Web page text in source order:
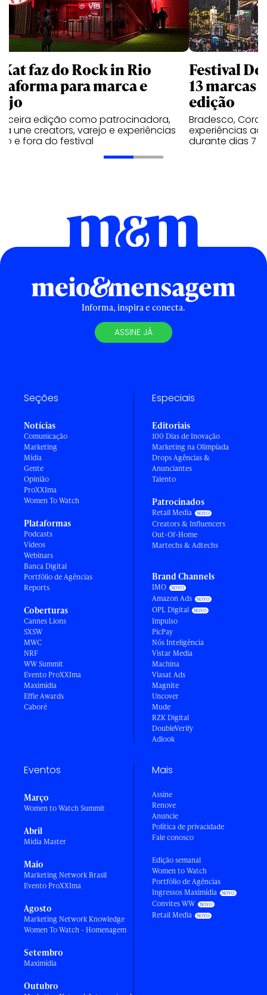
faz do Rock in Rio
para marca e
edição como patrocinadora,
une creators, varejo e experiências
e fora do festival
Festival
13 marcas
edição
Bradesco,
experiências ao
durante dias 7
Informa, inspira e conecta.
ASSINE JÁ
Seções
Notícias
Comunicação
Marketing
Mídia
Gente
Opinião
ProXXIma
Women To Watch
Plataformas
Podcasts
Vídeos
Webinars
Banca Digital
Portfólio de Agências
Reports
Coberturas
Cannes Lions
SXSW
MWC
NRF
WW Summit
Evento ProXXIma
Maximídia
Effie Awards
Caboré
Especiais
Editoriais
100 Dias de Inovação
Marketing na Olimpíada
Drops Agências &
Anunciantes
Talento
Patrocinados
Retail Media
Creators & Influencers
Out-Of-Home
Martechs & Adtechs
Brand Channels
IMO
Amazon Ads
OPL Digital
Impulso
PicPay
Nós Inteligência
Vistar Media
Machina
Viasat Ads
Magnite
Uncover
Mude
RZK Digital
DoubleVerify
Adlook
Eventos
Março
Women to Watch Summit
Abril
Mídia Master
Maio
Marketing Network Brasil
Evento ProXXIma
Agosto
Marketing Network Knowledge
Women To Watch - Homenagem
Setembro
Maximídia
Outubro
Mais
Assine
Renove
Anuncie
Política de privacidade
Fale conosco
Edição semanal
Women to Watch
Portfólio de Agências
Ingressos Maximídia
Convites WW
Retail Media